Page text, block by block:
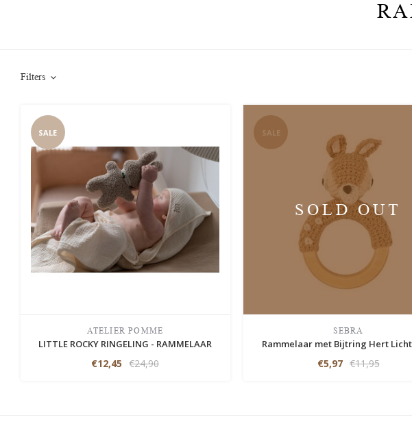
Filters
SALE
ATELIER POMME
LITTLE ROCKY RINGELING - RAMMELAAR
€12,45 €24,90
SALE
SOLD OUT
SEBRA
Rammelaar met Bijtring Hert
€5,97 €11,95